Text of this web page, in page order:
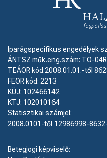
Iparágspecifikus engedélyek
ÁNTSZ műk.eng.szám: TO-
TEÁOR kód:2008.01.01.-től
FEOR kód: 2213
KÜJ: 102466142
KTJ: 102010164
Statisztikai számjel:
2008.0101-től 12986998-
Betegjogi képviselő: